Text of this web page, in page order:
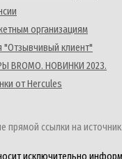
организациям
"Отзывчивый клиент"
BROMO. НОВИНКИ 2023.
от Hercules
прямой ссылки на источник.
исключительно